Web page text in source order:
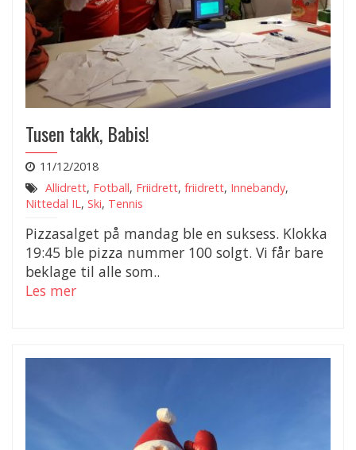
Tusen takk, Babis!
11/12/2018
Allidrett, Fotball, Friidrett, friidrett, Innebandy,
Nittedal IL , Ski, Tennis
Pizzasalget på mandag ble en suksess. Klokka
19:45 ble pizza nummer 100 solgt. Vi får bare
beklage til alle som..
Les mer